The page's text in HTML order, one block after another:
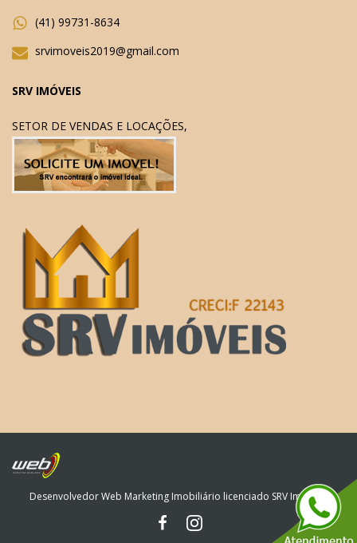
(41) 99731-8634
srvimoveis2019@gmail.com
SRV IMÓVEIS
SETOR DE VENDAS E LOCAÇÕES,
Desenvolvedor Web Marketing Imobiliário licenciado SRV Imóveis.